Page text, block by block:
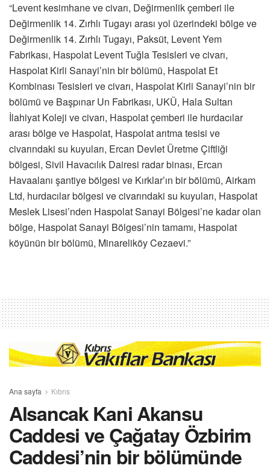
“Levent kesimhane ve civarı, Değirmenlik çemberi ile
Değirmenlik 14. Zırhlı Tugayı arası yol üzerindeki bölge ve
Değirmenlik 14. Zırhlı Tugayı, Paksüt, Levent Yem
Fabrikası, Haspolat Levent Tuğla Tesisleri ve civarı,
Haspolat Kirli Sanayi’nin bir bölümü, Haspolat Et
Kombinası Tesisleri ve civarı, Haspolat Kirli Sanayi’nin bir
bölümü ve Başpınar Un Fabrikası, UKÜ, Hala Sultan
İlahiyat Koleji ve civarı, Haspolat çemberi ile hurdacılar
arası bölge ve Haspolat, Haspolat arıtma tesisi ve
civarındaki su kuyuları, Ercan Devlet Üretme Çiftliği
bölgesi, Sivil Havacılık Dairesi radar binası, Ercan
Havaalanı şantiye bölgesi ve Kırklar’ın bir bölümü, Airkam
Ltd, hurdacılar bölgesi ve civarındaki su kuyuları, Haspolat
Meslek Lisesi’nden Haspolat Sanayi Bölgesi’ne kadar olan
bölge, Haspolat Sanayi Bölgesi’nin tamamı, Haspolat
köyünün bir bölümü, Minareliköy Cezaevi.”
Ana sayfa Kıbrıs
Alsancak Kani Akansu
Caddesi ve Çağatay Özbirim
Caddesi’nin bir bölümünde